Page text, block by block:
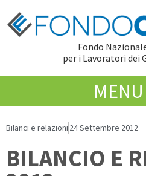
Fondo
per i Lavoratori dei
MENU
Bilanci e relazioni 24 Settembre 2012
BILANCIO E